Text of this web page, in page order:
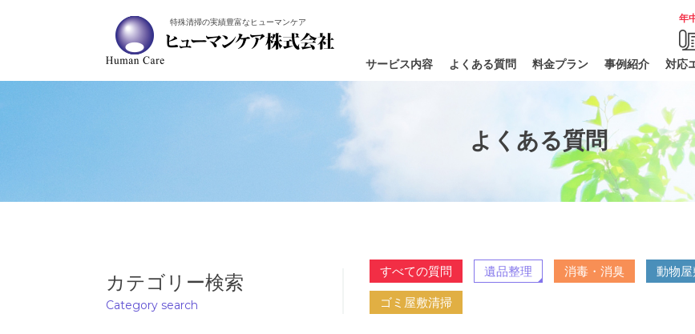
特殊清掃の実績豊富なヒューマンケア
サービス内容 よくある質問 料金プラン 事例紹介 対応
年
よくある質問
カテゴリー検索
Category search
すべての質問 遺品整理 消毒・消臭 動物
ゴミ屋敷清掃